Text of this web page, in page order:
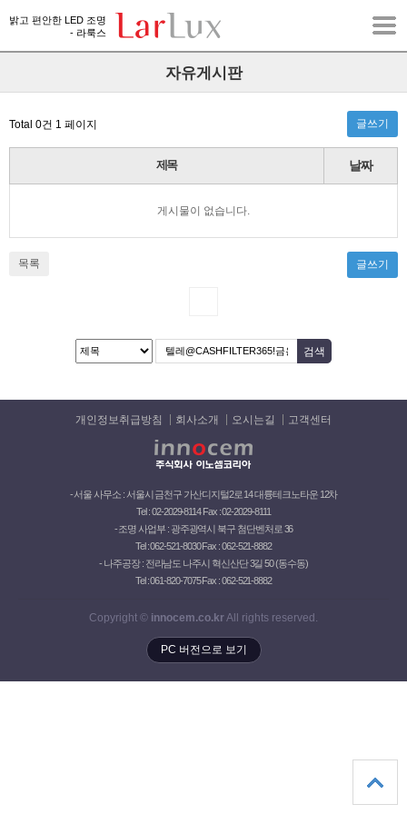
밝고 편안한 LED 조명
- 라룩스
자유게시판
Total 0건 1 페이지 글쓰기
제목 날짜
게시물이 없습니다.
목록 글쓰기
개인정보취급방침 회사소개 오시는길 고객센터
- 서울 사무소 : 서울시 금천구 가산디지털2로 14 대륭테크노타운 12차
Tel : 02-2029-8114 Fax : 02-2029-8111
- 조명 사업부 : 광주광역시 북구 첨단벤처로 36
Tel : 062-521-8030 Fax : 062-521-8882
- 나주공장 : 전라남도 나주시 혁신산단 3길 50 (동수동)
Tel : 061-820-7075 Fax : 062-521-8882
Copyright © innocem.co.krAll rights reserved.
PC 버전으로 보기